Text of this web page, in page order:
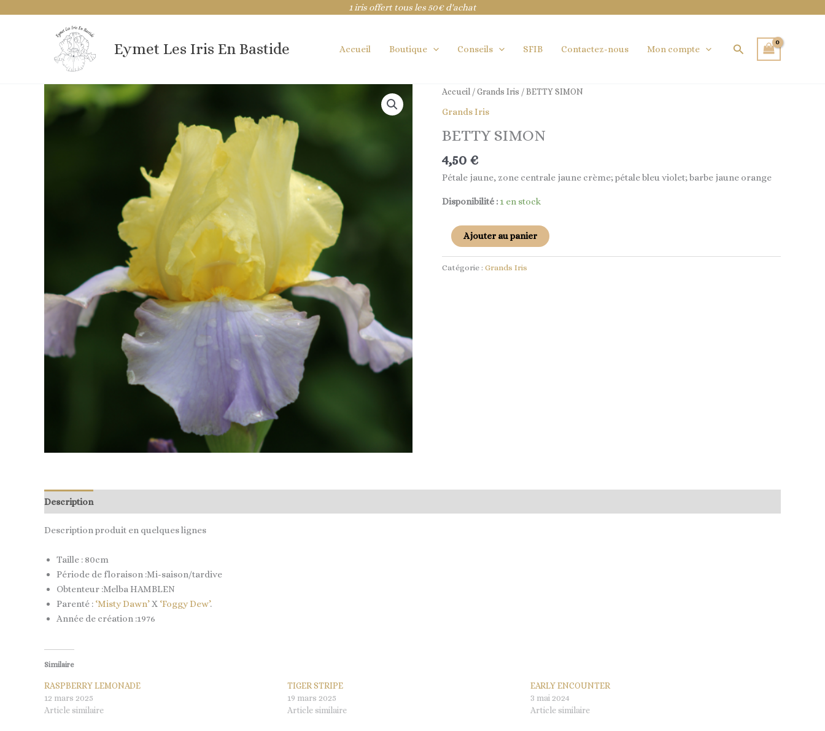
1 iris offert tous les 50€ d'achat
Eymet Les Iris En Bastide Accueil Boutique Conseils SFIB Contactez-nous Mon compte Rechercher
Accueil /Grands Iris / BETTY SIMON
Grands Iris
BETTY SIMON
4,50 €
Pétale jaune, zone centrale jaune crème; pétale bleu violet; barbe jaune orange
Disponibilité : 1 en stock
quantité
SIMON
Ajouter au panier
Catégorie : Grands Iris
Description
Description produit en quelques lignes
Taille : 80cm
Période de floraison :Mi-saison/tardive
Obtenteur :Melba HAMBLEN
Parenté : ‘Misty Dawn’X ‘Foggy Dew’.
Année de création :1976
Similaire
RASPBERRY LEMONADE
12 mars 2025
Article similaire
TIGER STRIPE
19 mars 2025
Article similaire
EARLY ENCOUNTER
3 mai 2024
Article similaire